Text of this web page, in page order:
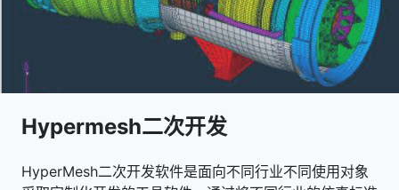
Hypermesh二次开发
HyperMesh二次开发软件是面向不同行业不同使用对象